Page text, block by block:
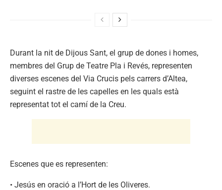
Durant la nit de Dijous Sant, el grup de dones i homes,
membres del Grup de Teatre Pla i Revés, representen
diverses escenes del Via Crucis pels carrers d’Altea,
seguint el rastre de les capelles en les quals està
representat tot el camí de la Creu.
Escenes que es representen:
• Jesús en oració a l’Hort de les Oliveres.